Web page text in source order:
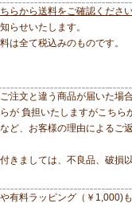
らから送料をご確認くださ
らせいたします。
は全て税込みのものです。
注文と違う商品が届いた
が 負担いたしますがこちら
ど、お客様の理由によるご
きましては、不良品、破損
有料ラッピング（￥1,000)